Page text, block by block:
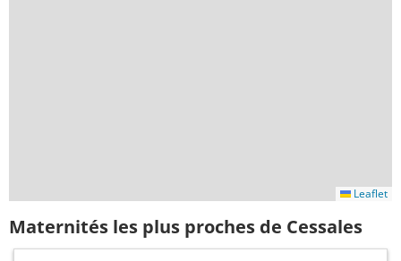
Leaflet
Maternités les plus proches de Cessales